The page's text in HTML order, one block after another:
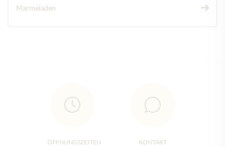
Marmeladen
ÖFFNUNGSZEITEN KONTAKT